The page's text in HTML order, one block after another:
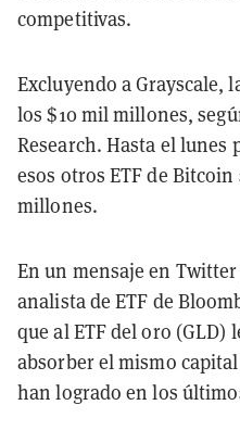
competitivas.
Excluyendo a Grayscale,
los $10 mil millones,
Research. Hasta el lunes
esos otros ETF de
millones.
En un mensaje en
analista de ETF de
que al ETF del oro (GLD)
absorber el mismo
han logrado en los